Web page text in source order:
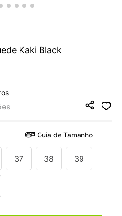
Kaki Black
Guia de Tamanho
37 38 39